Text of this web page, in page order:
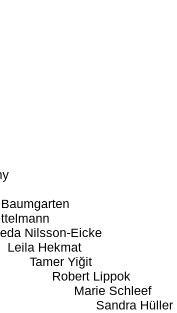
Nilsson-Eicke
Leila Hekmat
Tamer Yiğit
Robert Lippok
Marie Schleef
Sandra Hüller